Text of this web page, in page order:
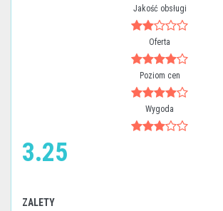
Jakość obsługi
Oferta
Poziom cen
Wygoda
3.25
ZALETY